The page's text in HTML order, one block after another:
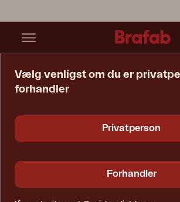
Vælg venligst om du er
forhandler
Privatperson
Forhandler